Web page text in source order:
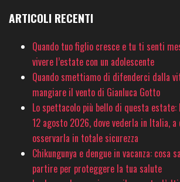
ARTICOLI RECENTI
Quando tuo figlio cresce e tu ti senti
vivere l’estate con un adolescente
Quando smettiamo di difenderci dalla
mangiare il vento di Gianluca Gotto
Lo spettacolo più bello di questa estate:
12 agosto 2026, dove vederla in Italia, a
osservarla in totale sicurezza
Chikungunya e dengue in vacanza: cosa
partire per proteggere la tua salute